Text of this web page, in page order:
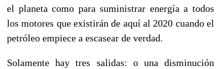
el planeta como para suministrar energía a todos
los motores que existirán de aquí al 2020 cuando el
petróleo empiece a escasear de verdad.
Solamente hay tres salidas: o una disminución